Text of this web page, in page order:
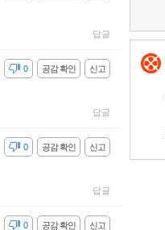
답글
신고
공감 확인
0
답글
신고
공감 확인
0
답글
신고
공감 확인
0